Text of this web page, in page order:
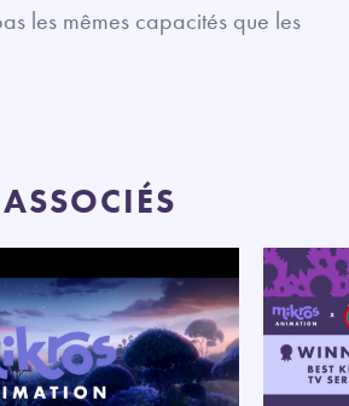
les mêmes capacités que les